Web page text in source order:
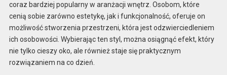
coraz bardziej popularny w aranżacji wnętrz. Osobom, które
cenią sobie zarówno estetykę, jak i funkcjonalność, oferuje on
możliwość stworzenia przestrzeni, która jest odzwierciedleniem
ich osobowości. Wybierając ten styl, można osiągnąć efekt, który
nie tylko cieszy oko, ale również staje się praktycznym
rozwiązaniem na co dzień.